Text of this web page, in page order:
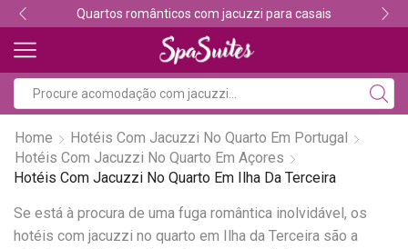
Quartos românticos com jacuzzi para casais
Home
Hotéis Com Jacuzzi No Quarto Em Portugal
Hotéis Com Jacuzzi No Quarto Em Açores
Hotéis Com Jacuzzi No Quarto Em Ilha Da Terceira
Se está à procura de uma fuga romântica inolvidável, os
hotéis com jacuzzi no quarto em Ilha da Terceira são a